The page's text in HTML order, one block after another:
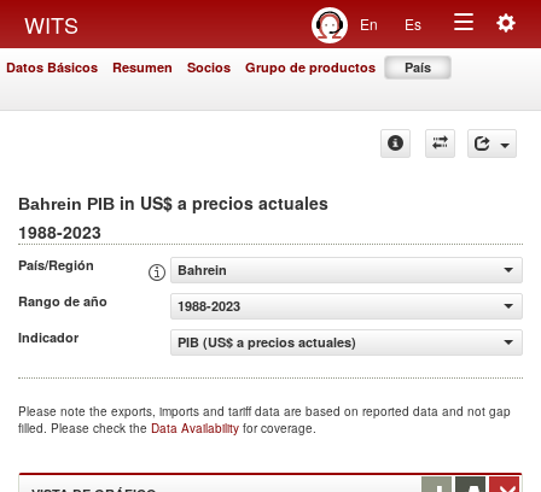
WITS En Es
Toggle
Datos Básicos Resumen Socios Grupo de productos País
Bahrein PIB in US$ a precios actuales
1988-2023
País/Región
Bahrein
Rango de año
1988-2023
Indicador
PIB (US$ a precios actuales)
Please note the exports, imports and tariff data are based on reported data and not gap
filled. Please check the Data Availability for coverage.